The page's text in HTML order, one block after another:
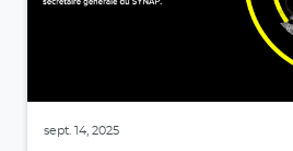
sept. 14, 2025